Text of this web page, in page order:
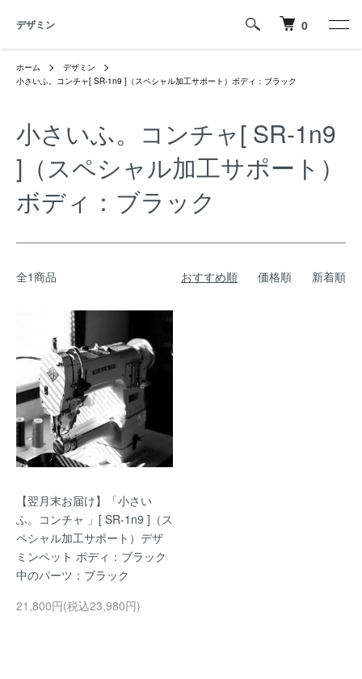
デザミン 0
ホーム
デザミン
小さいふ。コンチャ[ SR-1n9 ]（スペシャル加工サポート）ボディ：ブラック
小さいふ。コンチャ[ SR-1n9
]（スペシャル加工サポート）
ボディ：ブラック
全1商品 おすすめ順 価格順 新着順
【翌月末お届け】「小さい
ふ。コンチャ 」[ SR-1n9 ]（ス
ペシャル加工サポート）デザ
ミンペット ボディ：ブラック
中のパーツ：ブラック
21,800円(税込23,980円)